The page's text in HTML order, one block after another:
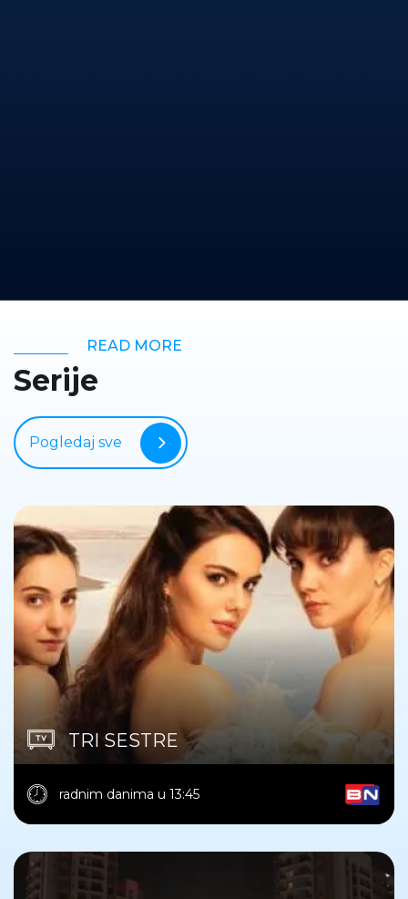
READ MORE
Serije
Pogledaj sve
TRI SESTRE
radnim danima u 13:45